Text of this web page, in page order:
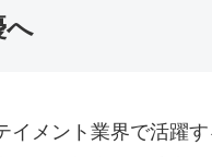
へ
メント業界で活躍